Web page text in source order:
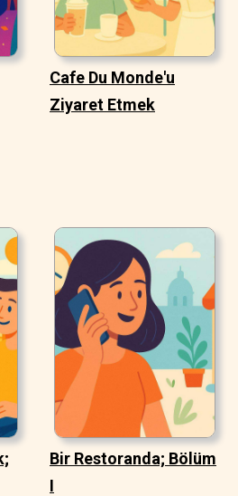
Cafe Du Monde'u
Ziyaret Etmek
Bir Restoranda; Bölüm
I